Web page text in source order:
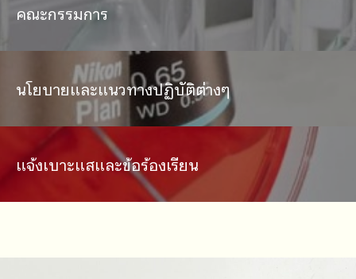
คณะกรรมการ
นโยบายและแนวทางปฏิบัติต่างๆ
แจ้งเบาะแสและข้อร้องเรียน